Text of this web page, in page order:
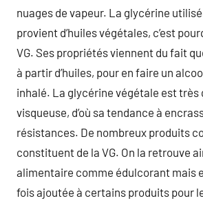
nuages de vapeur. La glycérine
provient d’huiles végétales, c’est
VG. Ses propriétés viennent du fait
à partir d’huiles, pour en faire un
inhalé. La glycérine végétale est très
visqueuse, d’où sa tendance à
résistances. De nombreux produits
constituent de la VG. On la retrouve
alimentaire comme édulcorant mais
fois ajoutée à certains produits pour